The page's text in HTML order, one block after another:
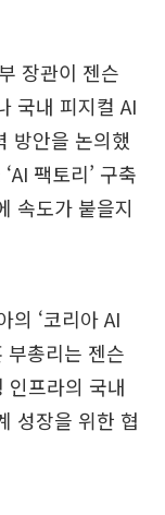
장관이 젠슨
국내 피지컬 AI
방안을 논의했
팩토리’ 구축
속도가 붙을지
의 ‘코리아 AI
부총리는 젠슨
인프라의 국내
성장을 위한 협